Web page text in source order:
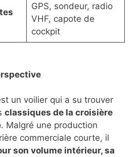
GPS, sondeur, radio
VHF, capote de
cockpit
un voilier qui a su trouver
classiques de la croisière
. Malgré une production
commerciale courte, il
son volume intérieur, sa